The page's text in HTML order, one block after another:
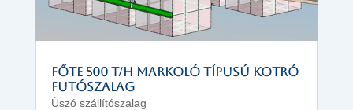
FŐTE 500 T/H markoló típusú kotró
futószalag
Úszó szállítószalag